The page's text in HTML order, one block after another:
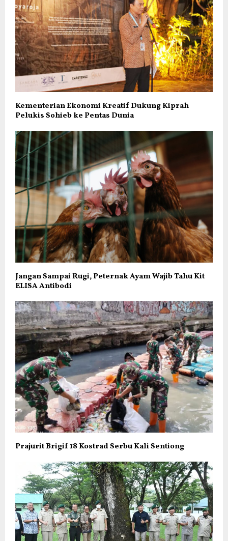
Kementerian Ekonomi Kreatif Dukung Kiprah
Pelukis Sohieb ke Pentas Dunia
Jangan Sampai Rugi, Peternak Ayam Wajib Tahu Kit
ELISA Antibodi
Prajurit Brigif 18 Kostrad Serbu Kali Sentiong